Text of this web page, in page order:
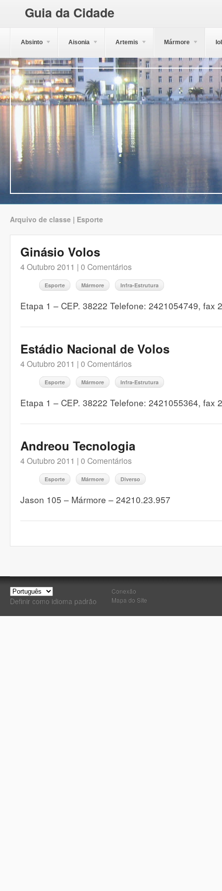
Guia da Cidade
Absinto Aisonia Artemis Mármore
Arquivo de classe | Esporte
Ginásio Volos
4 Outubro 2011 | 0 Comentários
Esporte Mármore Infra-Estrutura
Etapa 1 – CEP. 38222 Telefone: 2421054749, fax
Estádio Nacional de Volos
4 Outubro 2011 | 0 Comentários
Esporte Mármore Infra-Estrutura
Etapa 1 – CEP. 38222 Telefone: 2421055364, fax
Andreou Tecnologia
4 Outubro 2011 | 0 Comentários
Esporte Mármore Diverso
Jason 105 – Mármore – 24210.23.957
Definir como idioma padrão
Conexão
Mapa do Site